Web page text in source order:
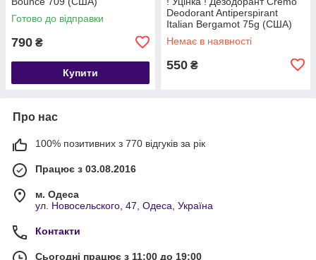
Готово до відправки
790 ₴
Купити
Deodorant Antiperspirant
Italian Bergamot 75g (США)
Немає в наявності
550 ₴
Про нас
100% позитивних з 770 відгуків за рік
Працює з 03.08.2016
м. Одеса
ул. Новосельского, 47, Одеса, Україна
Контакти
Сьогодні працює з 11:00 до 19:00